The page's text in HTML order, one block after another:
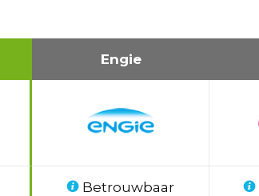
Engie
Betrouwbaar